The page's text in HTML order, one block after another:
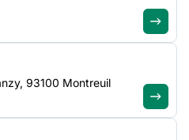
la lutte contre le système
les personnes prostituées,
acteurs de la solidarité avait été
dresse de nombreux
les politiques publiques
93100 Montreuil